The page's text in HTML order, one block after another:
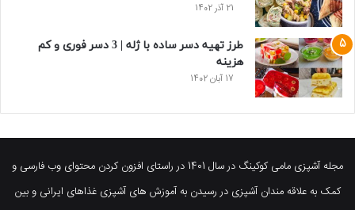
21 آذر 1402
طرز تهیه دسر ساده با ژله | 3 دسر فوری و کم
هزینه
17 آبان 1402
مجله آشپزی مامی کوکینگ در سال 1401 در راستای افزون کردن محتوای وب فارسی و
کمک به علاقه مندان آشپزی در رسیدن به آموزش های آشپزی غذاهای ایرانی و بین